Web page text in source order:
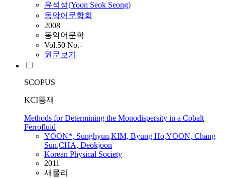
윤석성(Yoon Seok Seong)
동악어문학회
2008
동악어문학
Vol.50 No.-
원문보기
SCOPUS
KCI등재
Methods for Determining the Monodispersity in a Cobalt
Ferrofluid
YOON*, Sunghyun,KIM, Byung Ho,YOON, Chang
Sun,CHA, Deokjoon
Korean Physical Society
2011
새물리